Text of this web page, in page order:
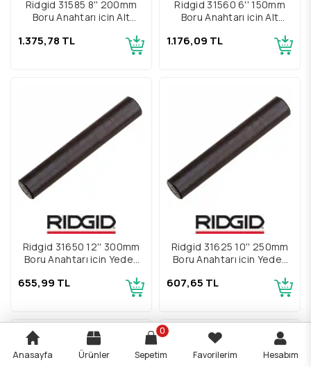
Ridgid 31585 8'' 200mm
Boru Anahtarı için Alt
1.375,78 TL
Ridgid 31560 6'' 150mm
Boru Anahtarı için Alt
1.176,09 TL
Ridgid 31650 12'' 300mm
Boru Anahtarı için Yedek
655,99 TL
Ridgid 31625 10'' 250mm
Boru Anahtarı için Yedek
607,65 TL
Anasayfa Ürünler Sepetim
0
Favorilerim Hesabım